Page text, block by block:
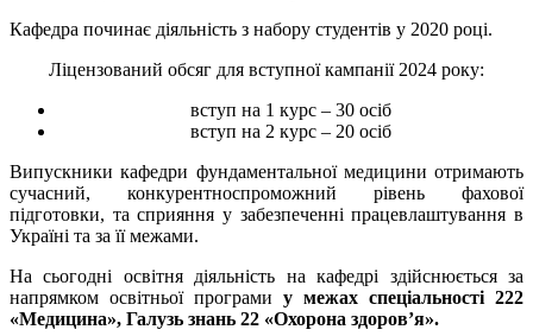
Кафедра починає діяльність з набору студентів у 2020 році.
Ліцензований обсяг для вступної кампанії 2024 року:
вступ на 1 курс – 30 осіб
вступ на 2 курс – 20 осіб
Випускники кафедри фундаментальної медицини отримають
сучасний, конкурентноспроможний рівень фахової
підготовки, та сприяння у забезпеченні працевлаштування в
Україні та за її межами.
На сьогодні освітня діяльність на кафедрі здійснюється за
напрямком освітньої програми у межах спеціальності 222
«Медицина», Галузь знань 22 «Охорона здоров’я».